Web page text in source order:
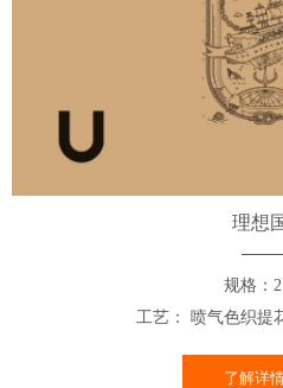
理想
规格：
工艺： 喷气色织提
了解详